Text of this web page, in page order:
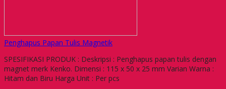
Penghapus Papan Tulis Magnetik
SPESIFIKASI PRODUK : Deskripsi : Penghapus papan tulis dengan
magnet merk Kenko. Dimensi : 115 x 50 x 25 mm Varian Warna :
Hitam dan Biru Harga Unit : Per pcs